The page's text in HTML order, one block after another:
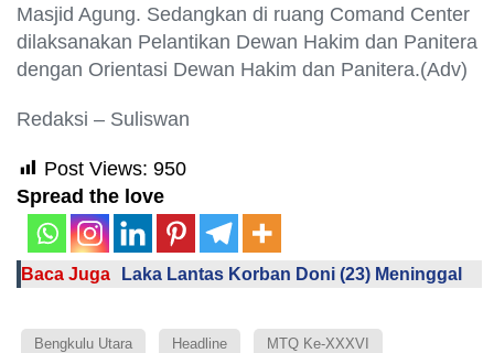
Masjid Agung. Sedangkan di ruang Comand Center
dilaksanakan Pelantikan Dewan Hakim dan Panitera
dengan Orientasi Dewan Hakim dan Panitera.(Adv)
Redaksi – Suliswan
Post Views: 950
Spread the love
Baca Juga Laka Lantas Korban Doni (23) Meninggal
Bengkulu Utara Headline MTQ Ke-XXXVI